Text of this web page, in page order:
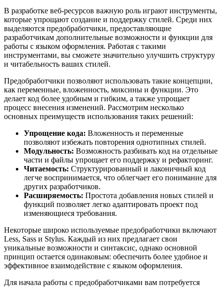
В разработке веб-ресурсов важную роль играют инструменты,
которые упрощают создание и поддержку стилей. Среди них
выделяются предобработчики, предоставляющие
разработчикам дополнительные возможности и функции для
работы с языком оформления. Работая с такими
инструментами, вы сможете значительно улучшить структуру
и читабельность ваших стилей.
Предобработчики позволяют использовать такие концепции,
как переменные, вложенность, миксины и функции. Это
делает код более удобным и гибким, а также упрощает
процесс внесения изменений. Рассмотрим несколько
основных преимуществ использования таких решений:
Упрощение кода: Вложенность и переменные
позволяют избежать повторения однотипных стилей.
Модульность: Возможность разбивать код на отдельные
части и файлы упрощает его поддержку и рефакторинг.
Читаемость: Структурированный и лаконичный код
легче воспринимается, что облегчает его понимание для
других разработчиков.
Расширяемость: Простота добавления новых стилей и
функций позволяет легко адаптировать проект под
изменяющиеся требования.
Некоторые широко используемые предобработчики включают
Less, Sass и Stylus. Каждый из них предлагает свои
уникальные возможности и синтаксис, однако основной
принцип остается одинаковым: обеспечить более удобное и
эффективное взаимодействие с языком оформления.
Для начала работы с предобработчиками вам потребуется